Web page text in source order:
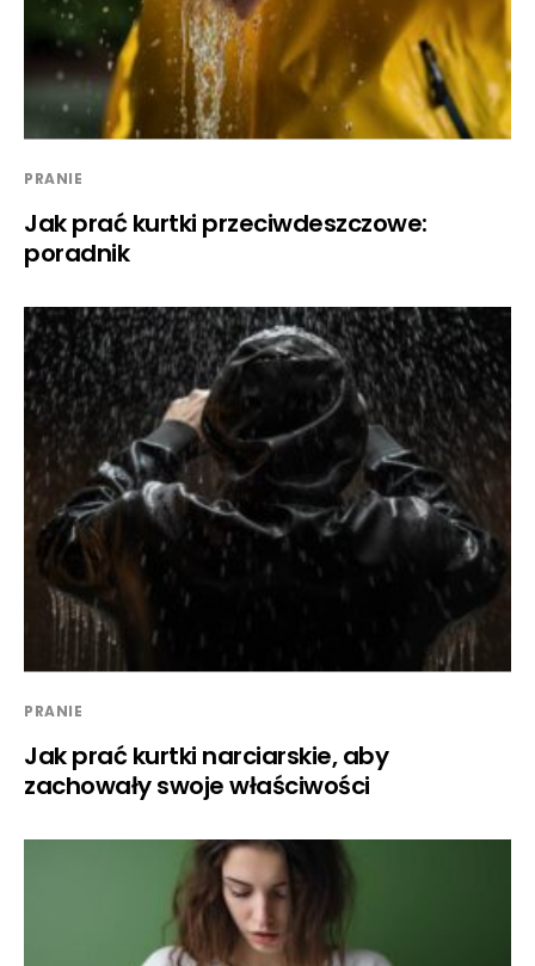
PRANIE
Jak prać kurtki przeciwdeszczowe:
poradnik
PRANIE
Jak prać kurtki narciarskie, aby
zachowały swoje właściwości